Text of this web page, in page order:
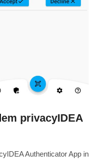
privacyIDEA
Authenticator App in